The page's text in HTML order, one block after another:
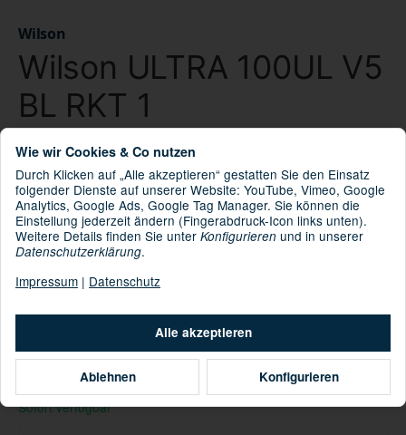
Wilson
Wilson ULTRA 100UL V5
BL RKT 1
Artikelnummer: WR097512942010
GTIN:097512942010
HAN:WR179010U1
Kategorie:Wilson Tennisschläger
200,00 €
inkl. 19% USt. ,Versandkostenfreie Lieferung
Sofort verfügbar
Alle akzeptieren
Ablehnen Konfigurieren
Wie wir Cookies & Co nutzen
Durch Klicken auf „Alle akzeptieren“ gestatten Sie den Einsatz
folgender Dienste auf unserer Website: YouTube, Vimeo, Google
Analytics, Google Ads, Google Tag Manager. Sie können die
Einstellung jederzeit ändern (Fingerabdruck-Icon links unten).
Weitere Details finden Sie unter Konfigurieren und in unserer
Datenschutzerklärung.
Impressum | Datenschutz